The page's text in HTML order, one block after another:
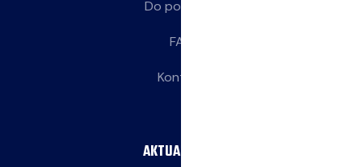
Do pobrania
FAQ
Kontakt
AKTUALNOŚCI